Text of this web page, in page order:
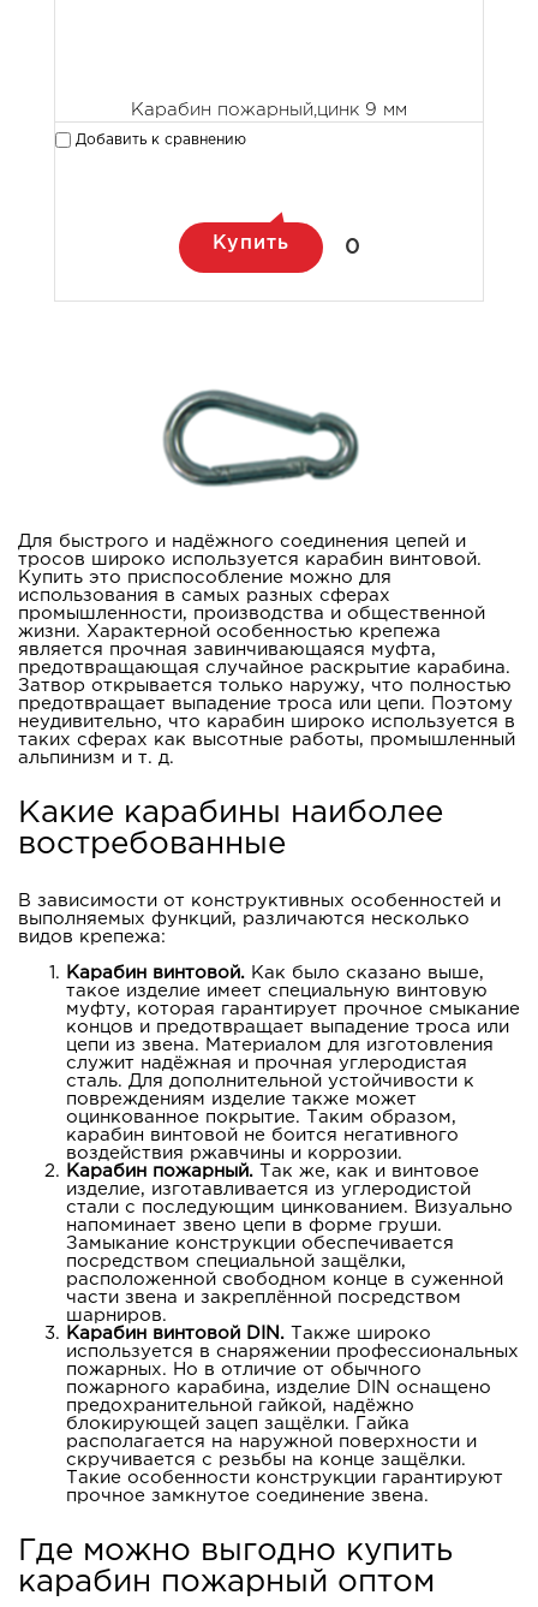
Карабин пожарный,цинк 9 мм
Добавить к сравнению
Купить 0
Для быстрого и надёжного соединения цепей и
тросов широко используется карабин винтовой.
Купить это приспособление можно для
использования в самых разных сферах
промышленности, производства и общественной
жизни. Характерной особенностью крепежа
является прочная завинчивающаяся муфта,
предотвращающая случайное раскрытие карабина.
Затвор открывается только наружу, что полностью
предотвращает выпадение троса или цепи. Поэтому
неудивительно, что карабин широко используется в
таких сферах как высотные работы, промышленный
альпинизм и т. д.
Какие карабины наиболее
востребованные
В зависимости от конструктивных особенностей и
выполняемых функций, различаются несколько
видов крепежа:
Карабин винтовой. Как было сказано выше,
такое изделие имеет специальную винтовую
муфту, которая гарантирует прочное смыкание
концов и предотвращает выпадение троса или
цепи из звена. Материалом для изготовления
служит надёжная и прочная углеродистая
сталь. Для дополнительной устойчивости к
повреждениям изделие также может
оцинкованное покрытие. Таким образом,
карабин винтовой не боится негативного
воздействия ржавчины и коррозии.
Карабин пожарный. Так же, как и винтовое
изделие, изготавливается из углеродистой
стали с последующим цинкованием. Визуально
напоминает звено цепи в форме груши.
Замыкание конструкции обеспечивается
посредством специальной защёлки,
расположенной свободном конце в суженной
части звена и закреплённой посредством
шарниров.
Карабин винтовой DIN. Также широко
используется в снаряжении профессиональных
пожарных. Но в отличие от обычного
пожарного карабина, изделие DIN оснащено
предохранительной гайкой, надёжно
блокирующей зацеп защёлки. Гайка
располагается на наружной поверхности и
скручивается с резьбы на конце защёлки.
Такие особенности конструкции гарантируют
прочное замкнутое соединение звена.
Где можно выгодно купить
карабин пожарный оптом